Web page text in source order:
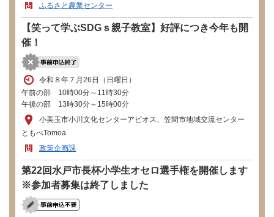
ふるさと農業センター
【笑って学ぶSDGｓ親子教室】好評につき今年も開
催！
令和８年７月26日（日曜日）
午前の部 10時00分～11時30分
午後の部 13時30分～15時00分
小美玉市小川文化センターアピオス、笠間市地域交流センター
ともべTomoa
政策企画課
第22回水戸市長杯小学生オセロ選手権を開催します
※参加者募集は終了しました